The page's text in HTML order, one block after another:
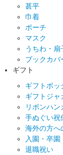
甚平
巾着
ポーチ
マスク
うちわ・扇
ブックカバ
ギフト
ギフトボッ
ギフトジャ
リボンハン
手ぬぐい祝
海外の方へ
入園・卒
退職祝い